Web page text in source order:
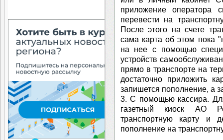
приложение оператора
перевести на
После этого на счете
сама карта об этом пока
на нее с помощью
устройств
прямо в транспорте на
достаточно приложить
запишется пополнение, а
3. С помощью кассира.
газетный киоск АО
транспортную карту и
пополнение на